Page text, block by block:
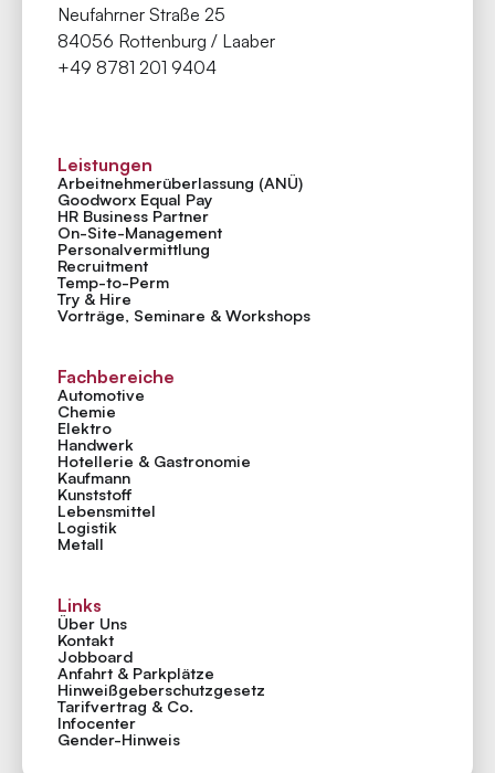
Neufahrner Straße 25
84056 Rottenburg / Laaber
+49 8781 201 9404
Leistungen
Arbeitnehmer­überlassung (ANÜ)
Goodworx Equal Pay
HR Business Partner
On-Site-Management
Personal­vermittlung
Recruitment
Temp-to-Perm
Try & Hire
Vorträge, Seminare & Workshops
Fachbereiche
Automotive
Chemie
Elektro
Handwerk
Hotellerie & Gastronomie
Kaufmann
Kunststoff
Lebensmittel
Logistik
Metall
Links
Über Uns
Kontakt
Jobboard
Anfahrt & Parkplätze
Hinweiß­geber­schutzgesetz
Tarifvertrag & Co.
Infocenter
Gender-Hinweis